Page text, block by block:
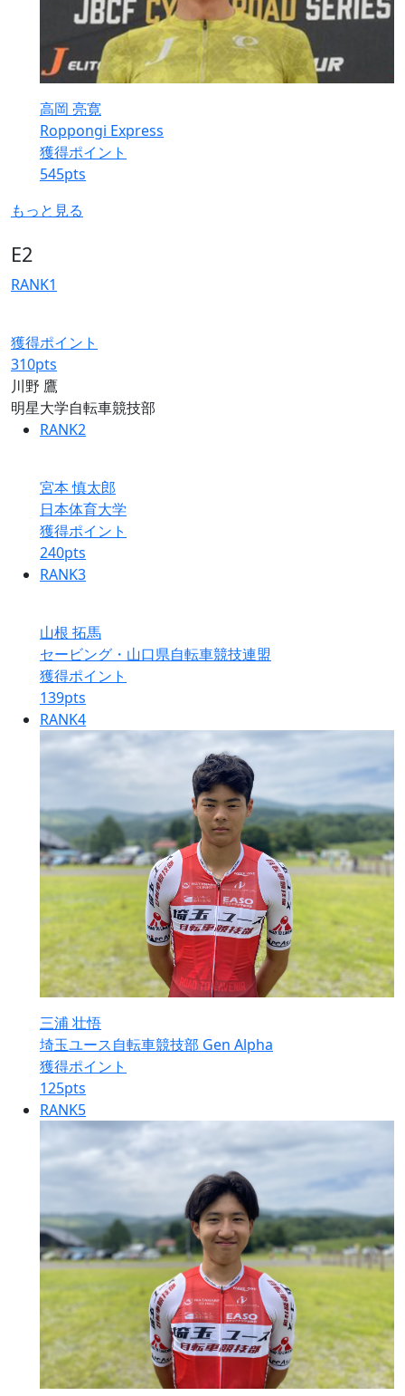
高岡 亮寛
Roppongi Express
獲得ポイント
545pts
もっと見る
E2
RANK1
獲得ポイント
310pts
川野 鷹
明星大学自転車競技部
RANK2
宮本 慎太郎
日本体育大学
獲得ポイント
240pts
RANK3
山根 拓馬
セービング・山口県自転車競技連盟
獲得ポイント
139pts
RANK4
三浦 壮悟
埼玉ユース自転車競技部 Gen Alpha
獲得ポイント
125pts
RANK5